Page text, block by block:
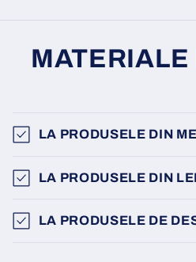
LA PRODUSELE DIN
LA PRODUSELE DIN
LA PRODUSELE DE